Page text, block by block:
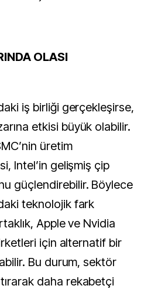
OLASI
iş birliği gerçekleşirse,
etkisi büyük olabilir.
üretim
Intel’in gelişmiş çip
güçlendirebilir. Böylece
teknolojik fark
Apple ve Nvidia
için alternatif bir
Bu durum, sektör
daha rekabetçi